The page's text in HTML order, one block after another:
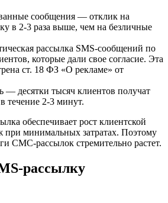
сообщения — отклик на
в 2-3 раза выше, чем на безличные
рассылка SMS-сообщений по
которые дали свое согласие. Эта
ст. 18 ФЗ «О рекламе» от
— десятки тысяч клиентов получат
течение 2-3 минут.
обеспечивает рост клиентской
при минимальных затратах. Поэтому
СМС-рассылок стремительно растет.
рассылку